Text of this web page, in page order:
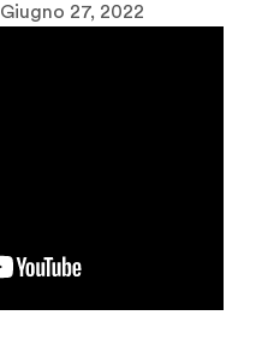
Giugno 27, 2022